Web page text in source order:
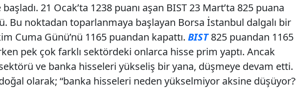
21 Ocak’ta 1238 puanı aşan BIST 23 Mart’ta 825 puana
Bu noktadan toparlanmaya başlayan Borsa İstanbul dalgalı bir
Cuma Günü’nü 1165 puandan kapattı. BIST825 puandan 1165
pek çok farklı sektördeki onlarca hisse prim yaptı. Ancak
sektörü ve banka hisseleri yükseliş bir yana, düşmeye devam etti.
olarak; “banka hisseleri neden yükselmiyor aksine